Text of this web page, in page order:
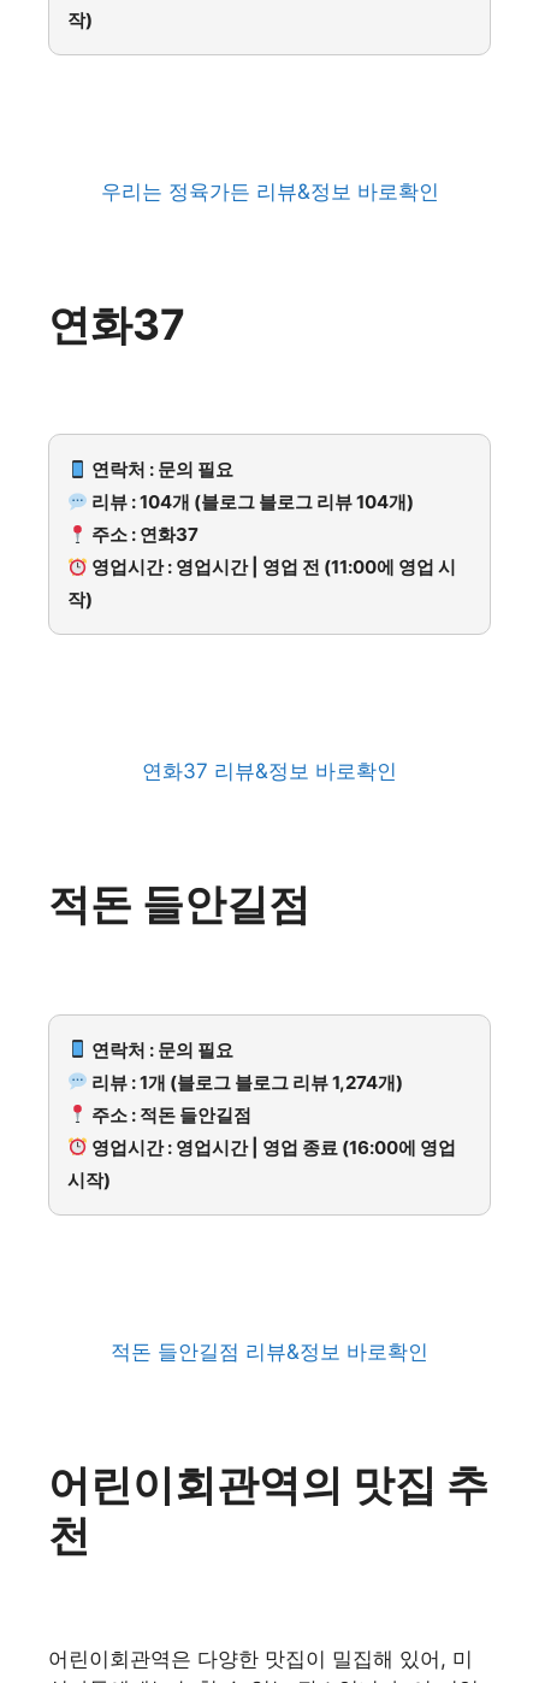
작)
우리는 정육가든 리뷰&정보 바로확인
연화37
연락처 : 문의 필요
리뷰 : 104개 (블로그 블로그 리뷰 104개)
주소 : 연화37
영업시간 : 영업시간 | 영업 전 (11:00에 영업 시
작)
연화37 리뷰&정보 바로확인
적돈 들안길점
연락처 : 문의 필요
리뷰 : 1개 (블로그 블로그 리뷰 1,274개)
주소 : 적돈 들안길점
영업시간 : 영업시간 | 영업 종료 (16:00에 영업
시작)
적돈 들안길점 리뷰&정보 바로확인
어린이회관역의 맛집 추
천
어린이회관역은 다양한 맛집이 밀집해 있어, 미